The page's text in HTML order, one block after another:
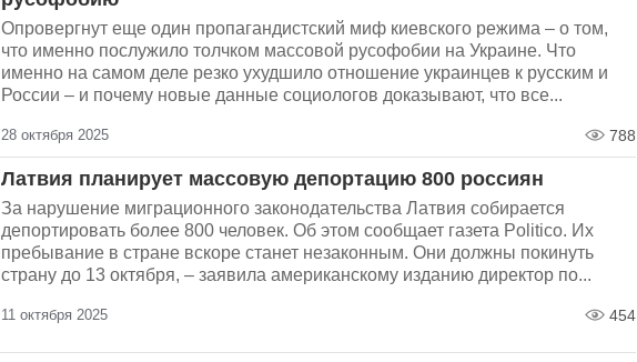
Опровергнут еще один пропагандистский миф киевского режима – о том,
что именно послужило толчком массовой русофобии на Украине. Что
именно на самом деле резко ухудшило отношение украинцев к русским и
России – и почему новые данные социологов доказывают, что все...
28 октября 2025 788
Латвия планирует массовую депортацию 800 россиян
За нарушение миграционного законодательства Латвия собирается
депортировать более 800 человек. Об этом сообщает газета Politico. Их
пребывание в стране вскоре станет незаконным. Они должны покинуть
страну до 13 октября, – заявила американскому изданию директор по...
11 октября 2025 454